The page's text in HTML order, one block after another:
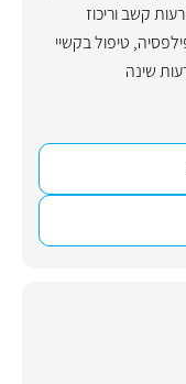
קשב וריכוז
, טיפול בקשיי
שינה